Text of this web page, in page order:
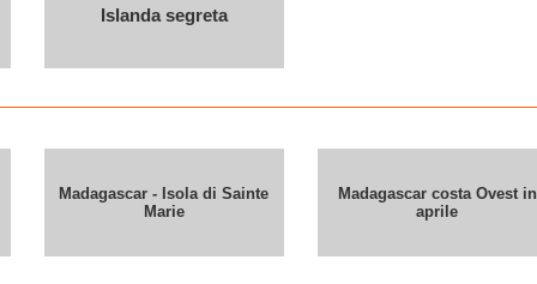
Islanda segreta
Madagascar - Isola di Sainte
Marie
Madagascar costa Ovest in
aprile